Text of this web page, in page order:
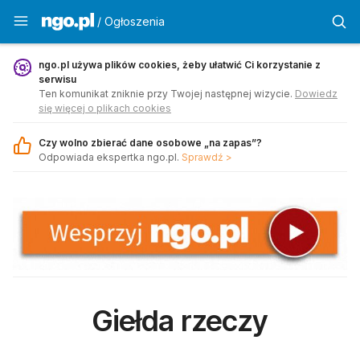
Ogłoszenia - ngo.pl
/ Ogłoszenia
ngo.pl używa plików cookies, żeby ułatwić Ci korzystanie z
serwisu
Ten komunikat zniknie przy Twojej następnej wizycie. Dowiedz
się więcej o plikach cookies
Czy wolno zbierać dane osobowe „na zapas”?
Odpowiada ekspertka ngo.pl. Sprawdź >
Giełda rzeczy